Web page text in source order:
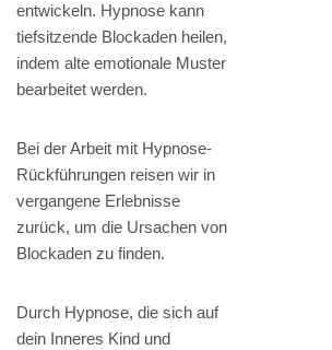
entwickeln. Hypnose kann
tiefsitzende Blockaden heilen,
indem alte emotionale Muster
bearbeitet werden.
Bei der Arbeit mit Hypnose-
Rückführungen reisen wir in
vergangene Erlebnisse
zurück, um die Ursachen von
Blockaden zu finden.
Durch Hypnose, die sich auf
dein Inneres Kind und